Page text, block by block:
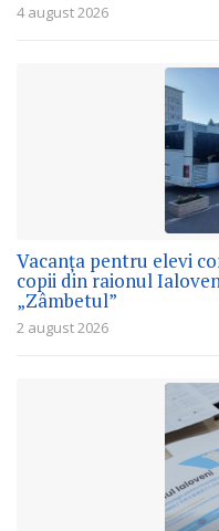
4 august 2026
Vacanța pentru elevi
copii din raionul
„Zâmbetul”
2 august 2026